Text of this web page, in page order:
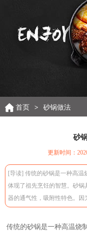
首页 > 砂锅做法
砂
更新时间：
[导读] 传统的砂锅是一种高温
体现了祖先烹饪的智慧。砂
器的通气性，吸附性特色。因
传统的砂锅是一种高温烧